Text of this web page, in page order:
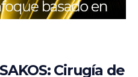
Cirugía de